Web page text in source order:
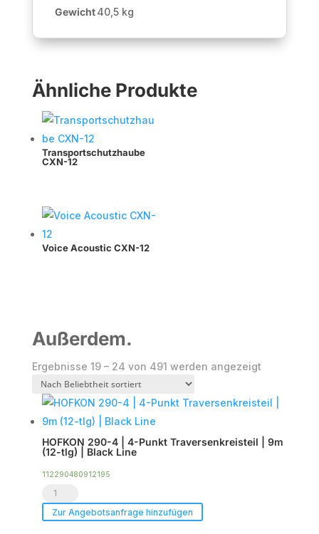
Gewicht40,5 kg
Ähnliche Produkte
Transportschutzhaube
CXN-12
Voice Acoustic CXN-12
Außerdem.
Ergebnisse 19 – 24 von 491 werden angezeigtNach
sortiert
HOFKON 290-4 | 4-Punkt Traversenkreisteil | 9m
(12-tlg) | Black Line
112290480912195
HOFKON
290-
Zur Angebotsanfrage hinzufügen